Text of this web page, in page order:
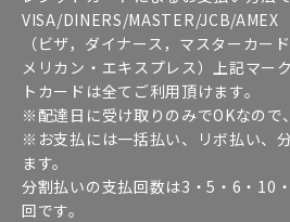
VISA/DINERS/MASTER/JCB/AMEX
（ビザ，ダイナース，マスターカー
メリカン・エキスプレス）上記マー
トカードは全てご利用頂けます。
※配達日に受け取りのみでOKなので
※お支払には一括払い、リボ払い、
ます。
分割払いの支払回数は3・5・6・10
回です。